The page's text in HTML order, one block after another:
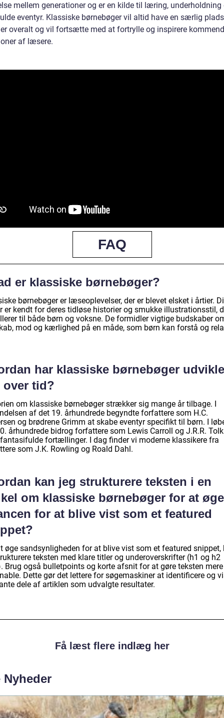
mellem generationer og er en kilde til læring, underholdning
eventyr. Klassiske børnebøger vil altid have en særlig
overalt og vil fortsætte med at fortrylle og inspirere
af læsere.
FAQ
er klassiske børnebøger?
børnebøger er læseoplevelser, der er blevet elsket i årtier.
er kendt for deres tidløse historier og smukke illustrationsstil,
til både børn og voksne. De formidler vigtige budskaber
mod og kærlighed på en måde, som børn kan forstå og
har klassiske børnebøger
over tid?
om klassiske børnebøger strækker sig mange år tilbage. I
af det 19. århundrede begyndte forfattere som H.C.
og brødrene Grimm at skabe eventyr specifikt til børn. I
århundrede bidrog forfattere som Lewis Carroll og J.R.R.
fortællinger. I dag finder vi moderne klassikere fra
som J.K. Rowling og Roald Dahl.
kan jeg strukturere teksten i en
om klassiske børnebøger for at øge
for at blive vist som et featured
øge sandsynligheden for at blive vist som et featured snippet,
teksten med klare titler og underoverskrifter (h1 og h2
Brug også bulletpoints og korte afsnit for at gøre teksten mere
Dette gør det lettere for søgemaskiner at identificere og
dele af artiklen som udvalgte resultater.
Få læst flere indlæg her
Nyheder